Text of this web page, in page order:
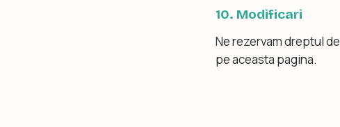
10. Modificari
Ne rezervam dreptul
pe aceasta pagina.